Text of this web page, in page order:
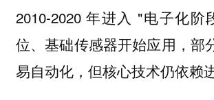
2010-2020 年进入 "电子化阶
位、基础传感器开始应用，部
易自动化，但核心技术仍依赖进